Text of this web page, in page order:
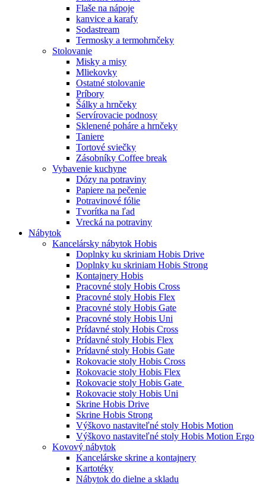
Flaše na nápoje
kanvice a karafy
Sodastream
Termosky a termohrnčeky
Stolovanie
Misky a misy
Mliekovky
Ostatné stolovanie
Príbory
Šálky a hrnčeky
Servírovacie podnosy
Sklenené poháre a hrnčeky
Taniere
Tortové sviečky
Zásobníky Coffee break
Vybavenie kuchyne
Dózy na potraviny
Papiere na pečenie
Potravinové fólie
Tvorítka na ľad
Vrecká na potraviny
Nábytok
Kancelársky nábytok Hobis
Doplnky ku skriniam Hobis Drive
Doplnky ku skriniam Hobis Strong
Kontajnery Hobis
Pracovné stoly Hobis Cross
Pracovné stoly Hobis Flex
Pracovné stoly Hobis Gate
Pracovné stoly Hobis Uni
Prídavné stoly Hobis Cross
Prídavné stoly Hobis Flex
Prídavné stoly Hobis Gate
Rokovacie stoly Hobis Cross
Rokovacie stoly Hobis Flex
Rokovacie stoly Hobis Gate
Rokovacie stoly Hobis Uni
Skrine Hobis Drive
Skrine Hobis Strong
Výškovo nastaviteľné stoly Hobis Motion
Výškovo nastaviteľné stoly Hobis Motion Ergo
Kovový nábytok
Kancelárske skrine a kontajnery
Kartotéky
Nábytok do dielne a skladu